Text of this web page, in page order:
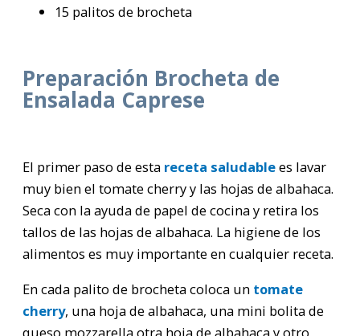
15 palitos de brocheta
Preparación Brocheta de
Ensalada Caprese
El primer paso de esta receta saludablees lavar
muy bien el tomate cherry y las hojas de albahaca.
Seca con la ayuda de papel de cocina y retira los
tallos de las hojas de albahaca. La higiene de los
alimentos es muy importante en cualquier receta.
En cada palito de brocheta coloca un tomate
cherry, una hoja de albahaca, una mini bolita de
queso mozzarella otra hoja de albahaca y otro